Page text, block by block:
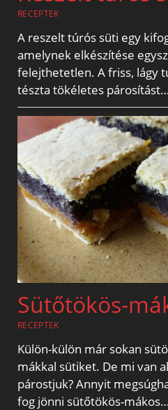
RECEPTEK
A reszelt túrós süti egy
amelynek elkészítése
felejthetetlen. A friss, lágy
tészta tökéletes párosítást…
Sütőtökös-
RECEPTEK
Külön-külön már sokan
mákkal sütiket. De mi van
párostjuk? Annyit
fog jönni sütőtökös-mákos…